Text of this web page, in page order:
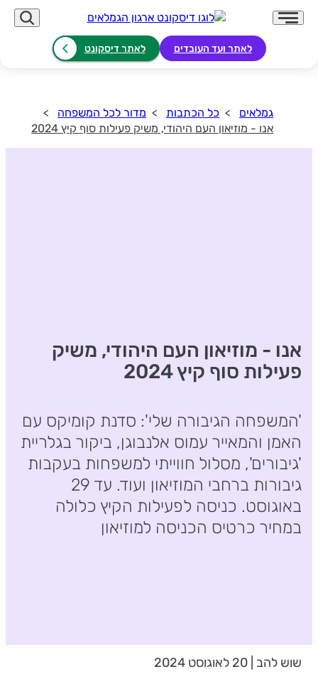
לאתר ועד העובדים לאתר דיסקונט
גמלאים כל הכתבות
מדור לכל המשפחה
אנו - מוזיאון העם היהודי, משיק פעילות סוף קיץ 2024
אנו - מוזיאון העם היהודי, משיק
פעילות סוף קיץ 2024
'המשפחה הגיבורה שלי': סדנת קומיקס עם
האמן והמאייר עמוס אלנבוגן, ביקור בגלריית
'גיבורים', מסלול חווייתי למשפחות בעקבות
גיבורות ברחבי המוזיאון ועוד. עד 29
באוגוסט. כניסה לפעילות הקיץ כלולה
במחיר כרטיס הכניסה למוזיאון
שוש להב | 20 לאוגוסט 2024